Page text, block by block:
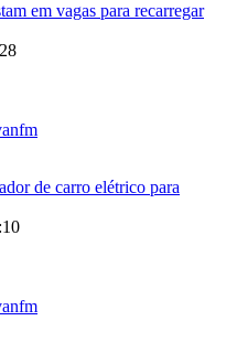
em vagas para recarregar
de carro elétrico para